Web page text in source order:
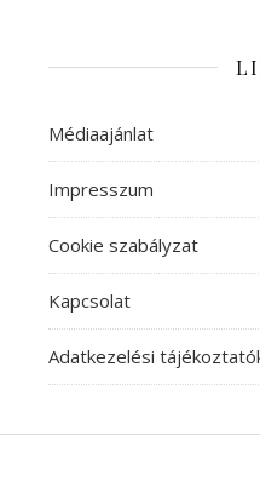
Médiaajánlat
Impresszum
Cookie szabályzat
Kapcsolat
Adatkezelési